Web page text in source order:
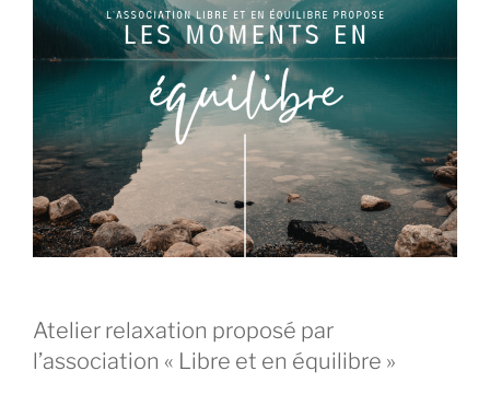
Atelier relaxation proposé par
l’association « Libre et en équilibre »